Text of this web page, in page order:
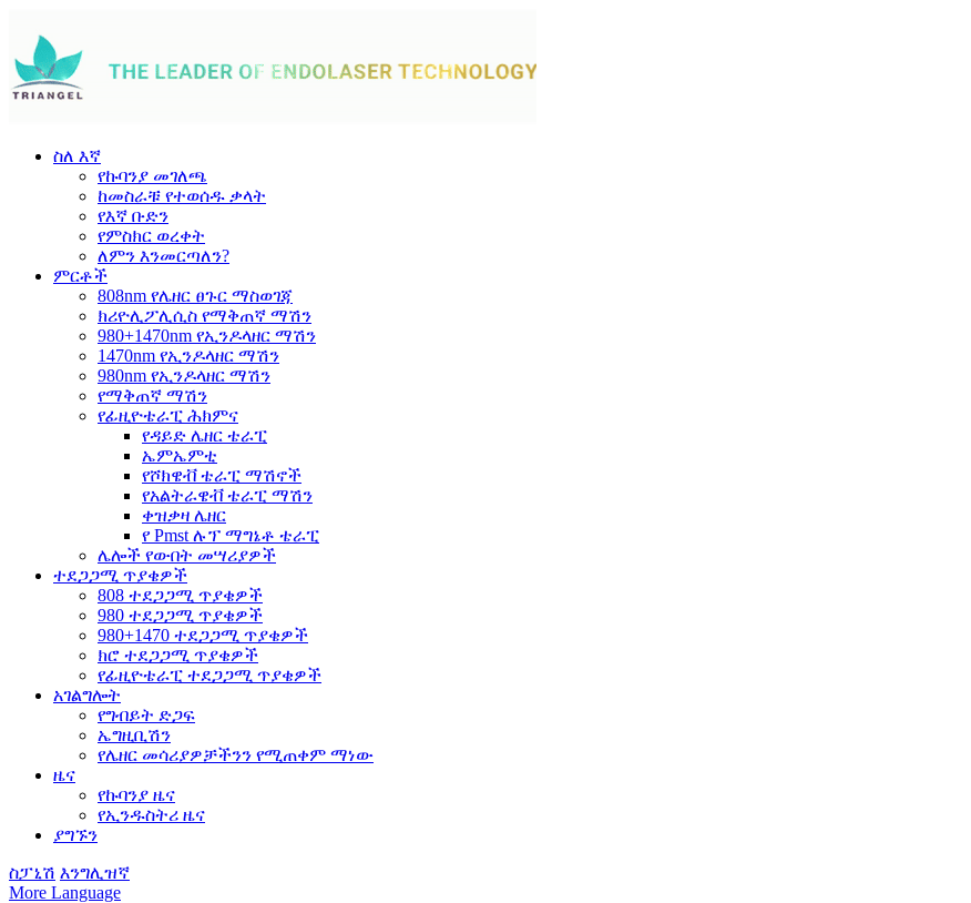
ስለ እኛ
የኩባንያ መገለጫ
ከመስራቹ የተወሰዱ ቃላት
የእኛ ቡድን
የምስክር ወረቀት
ለምን እንመርጣለን?
ምርቶች
808nm የሌዘር ፀጉር ማስወገጃ
ክሪዮሊፖሊሲስ የማቅጠኛ ማሽን
980+1470nm የኢንዶላዘር ማሽን
1470nm የኢንዶላዘር ማሽን
980nm የኢንዶላዘር ማሽን
የማቅጠኛ ማሽን
የፊዚዮቴራፒ ሕክምና
የዳይድ ሌዘር ቴራፒ
ኤምኤምቲ
የሾክዌቭ ቴራፒ ማሽኖች
የአልትራዌቭ ቴራፒ ማሽን
ቀዝቃዛ ሌዘር
የ Pmst ሉፕ ማግኔቶ ቴራፒ
ሌሎች የውበት መሣሪያዎች
ተደጋጋሚ ጥያቄዎች
808 ተደጋጋሚ ጥያቄዎች
980 ተደጋጋሚ ጥያቄዎች
980+1470 ተደጋጋሚ ጥያቄዎች
ክሮ ተደጋጋሚ ጥያቄዎች
የፊዚዮቴራፒ ተደጋጋሚ ጥያቄዎች
አገልግሎት
የግብይት ድጋፍ
ኤግዚቢሽን
የሌዘር መሳሪያዎቻችንን የሚጠቀም ማነው
ዜና
የኩባንያ ዜና
የኢንዱስትሪ ዜና
ያግኙን
ስፓኒሽ እንግሊዝኛ
More Language